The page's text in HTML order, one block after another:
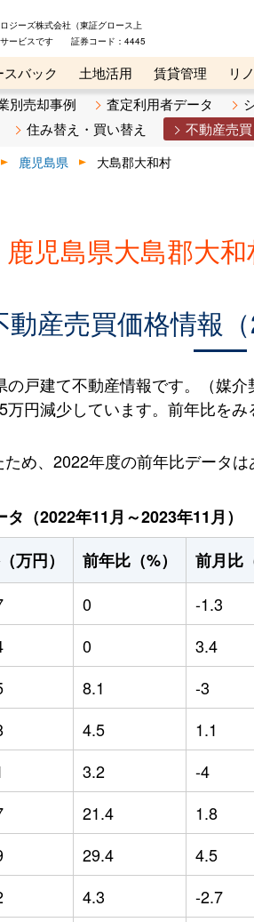
ジーズ株式会社（東証グロース上
サービスです 証券コード：4445
スバック 土地活用 賃貸管理 リ
ンライン講座 リビンマガジンBiz
別売却事例 査定利用者データ
住み替え・買い替え 不動産売買
鹿児島県 大島郡大和村
鹿児島県大島郡大
産売買価格情報
戸建て不動産情報です。（媒
円減少しています。前年比をみ
め、2022年度の前年比データは
（2022年11月～2023年11月）
万円） 前年比（%） 前月比
0 -1.3
0 3.4
8.1 -3
4.5 1.1
3.2 -4
21.4 1.8
29.4 4.5
4.3 -2.7